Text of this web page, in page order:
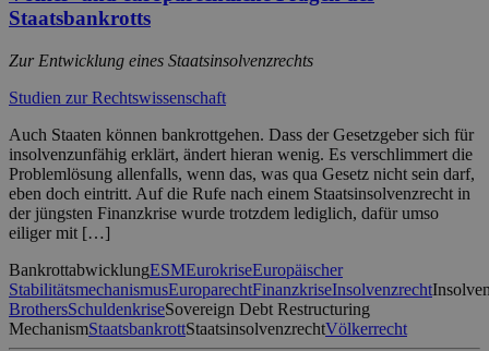
Staatsbankrotts
Zur Entwicklung eines Staatsinsolvenzrechts
Studien zur Rechtswissenschaft
Auch Staaten können bankrottgehen. Dass der Gesetzgeber sich für
insolvenzunfähig erklärt, ändert hieran wenig. Es verschlimmert die
Problemlösung allenfalls, wenn das, was qua Gesetz nicht sein darf,
eben doch eintritt. Auf die Rufe nach einem Staatsinsolvenzrecht in
der jüngsten Finanzkrise wurde trotzdem lediglich, dafür umso
eiliger mit […]
BankrottabwicklungESMEurokriseEuropäischer
StabilitätsmechanismusEuroparechtFinanzkriseInsolvenzrecht
BrothersSchuldenkriseSovereign Debt Restructuring
MechanismStaatsbankrottStaatsinsolvenzrechtVölkerrecht